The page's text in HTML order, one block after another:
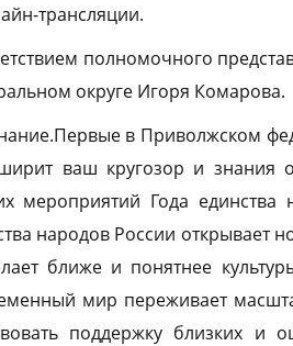
трансляции.
полномочного
округе Игоря Комарова.
в Приволжском
ваш кругозор и
мероприятий Года единства
народов России открывает
ближе и понятнее
мир переживает
поддержку близких и